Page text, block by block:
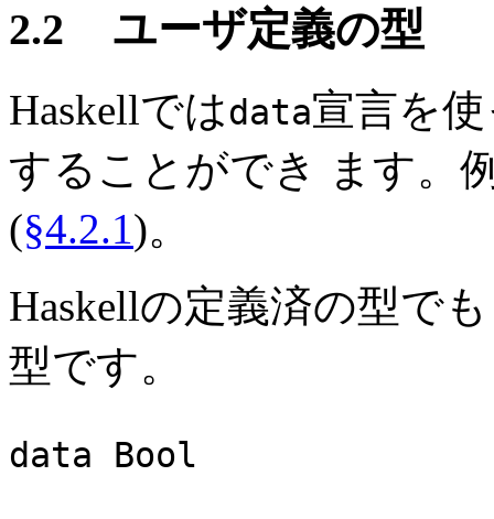
2.2 ユーザ定義の型
Haskellではdata宣言を
することができ ます。
(§4.2.1)。
Haskellの定義済の型で
型です。
data Bool =